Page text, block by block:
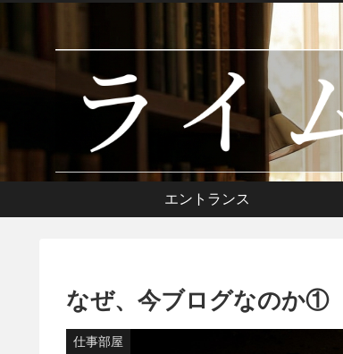
エントランス
なぜ、今ブログなのか①
仕事部屋